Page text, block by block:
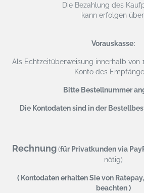
Die Bezahlung des
kann erfolgen
Vorauskasse:
Als Echtzeitüberweisung innerhalb von
Konto des
Bitte Bestellnummer
Die Kontodaten sind in der
Rechnung (für Privatkunden via
nötig)
( Kontodaten erhalten Sie von
beachten )